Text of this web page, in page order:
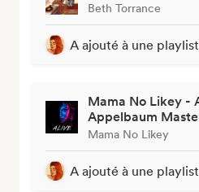
Beth Torrance
A ajouté à une playlist
Mama No Likey -
Appelbaum
Mama No Likey
A ajouté à une playlist